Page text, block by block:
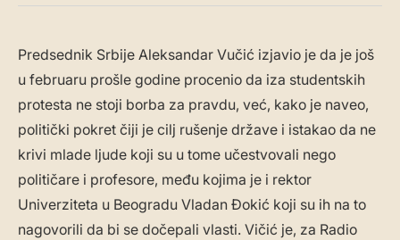
Predsednik Srbije Aleksandar Vučić izjavio je da je još
u februaru prošle godine procenio da iza studentskih
protesta ne stoji borba za pravdu, već, kako je naveo,
politički pokret čiji je cilj rušenje države i istakao da ne
krivi mlade ljude koji su u tome učestvovali nego
političare i profesore, među kojima je i rektor
Univerziteta u Beogradu Vladan Đokić koji su ih na to
nagovorili da bi se dočepali vlasti. Vičić je, za Radio